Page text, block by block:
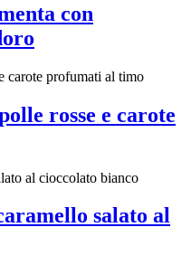
con
rosse e carote
salato al